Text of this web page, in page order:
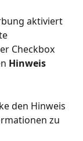
aktiviert
Checkbox
Hinweis
den Hinweis
zu